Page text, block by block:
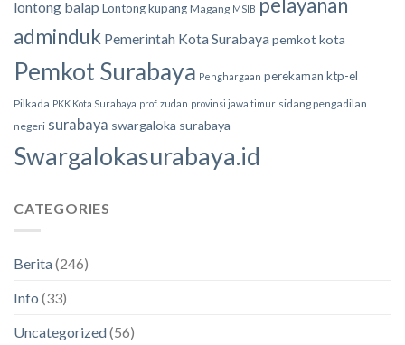
lontong balap Lontong kupang Magang MSIB pelayanan
adminduk Pemerintah Kota Surabaya pemkot kota
Pemkot Surabaya Penghargaan perekaman ktp-el
Pilkada PKK Kota Surabaya prof. zudan provinsi jawa timur sidang pengadilan
negeri surabaya swargaloka surabaya
Swargalokasurabaya.id
CATEGORIES
Berita(246)
Info (33)
Uncategorized(56)